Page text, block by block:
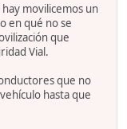
movilicemos un
en qué no se
que
Vial.
que no
hasta que